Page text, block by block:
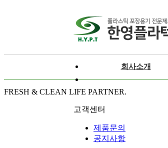
회사소개
FRESH & CLEAN LIFE PARTNER.
고객센터
제품문의
공지사항